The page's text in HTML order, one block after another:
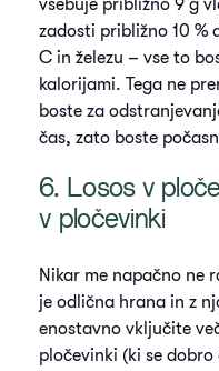
vsebuje približno 9 g
zadosti približno 10 %
C in železu – vse to
kalorijami. Tega ne
boste za
čas, zato boste
6. Losos v
v pločevinki
Nikar me napačno ne
je odlična hrana in z
enostavno vključite
pločevinki (ki se